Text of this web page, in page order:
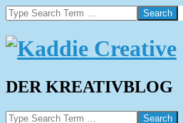
Skip
to
content
Search
Kaddie
Creative
DER KREATIVBLOG
Search